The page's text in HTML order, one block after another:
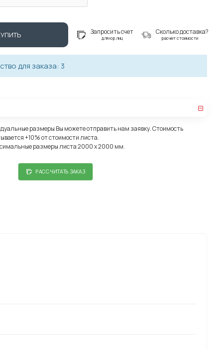
Запросить счет
для юр.лиц
Сколько доставка?
расчет стоимости
для заказа: 3
размеры Вы можете отправить нам заявку. Стоимость
+10% от стоимости листа.
размеры листа 2000 х 2000 мм.
РАССЧИТАТЬ ЗАКАЗ